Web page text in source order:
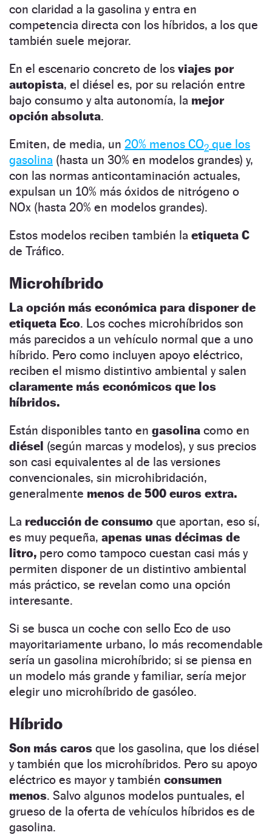
con claridad a la gasolina y entra en
competencia directa con los híbridos, a los que
también suele mejorar.
En el escenario concreto de los viajes por
autopista, el diésel es, por su relación entre
bajo consumo y alta autonomía, la mejor
opción absoluta.
Emiten, de media, un 20% menos CO2 que los
gasolina (hasta un 30% en modelos grandes) y,
con las normas anticontaminación actuales,
expulsan un 10% más óxidos de nitrógeno o
NOx (hasta 20% en modelos grandes).
Estos modelos reciben también la etiqueta C
de Tráfico.
Microhíbrido
La opción más económica para disponer de
etiqueta Eco. Los coches microhíbridos son
más parecidos a un vehículo normal que a uno
híbrido. Pero como incluyen apoyo eléctrico,
reciben el mismo distintivo ambiental y salen
claramente más económicos que los
híbridos.
Están disponibles tanto en gasolina como en
diésel (según marcas y modelos), y sus precios
son casi equivalentes al de las versiones
convencionales, sin microhibridación,
generalmente menos de 500 euros extra.
La reducción de consumo que aportan, eso sí,
es muy pequeña, apenas unas décimas de
litro, pero como tampoco cuestan casi más y
permiten disponer de un distintivo ambiental
más práctico, se revelan como una opción
interesante.
Si se busca un coche con sello Eco de uso
mayoritariamente urbano, lo más recomendable
sería un gasolina microhíbrido; si se piensa en
un modelo más grande y familiar, sería mejor
elegir uno microhíbrido de gasóleo.
Híbrido
Son más caros que los gasolina, que los diésel
y también que los microhíbridos. Pero su apoyo
eléctrico es mayor y también consumen
menos. Salvo algunos modelos puntuales, el
grueso de la oferta de vehículos híbridos es de
gasolina.